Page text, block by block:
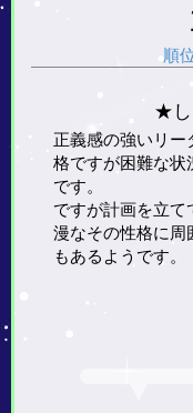
順
★し
正義感の強いリー
格ですが困難な状
です。
ですが計画を立て
漫なその性格に周
もあるようです。